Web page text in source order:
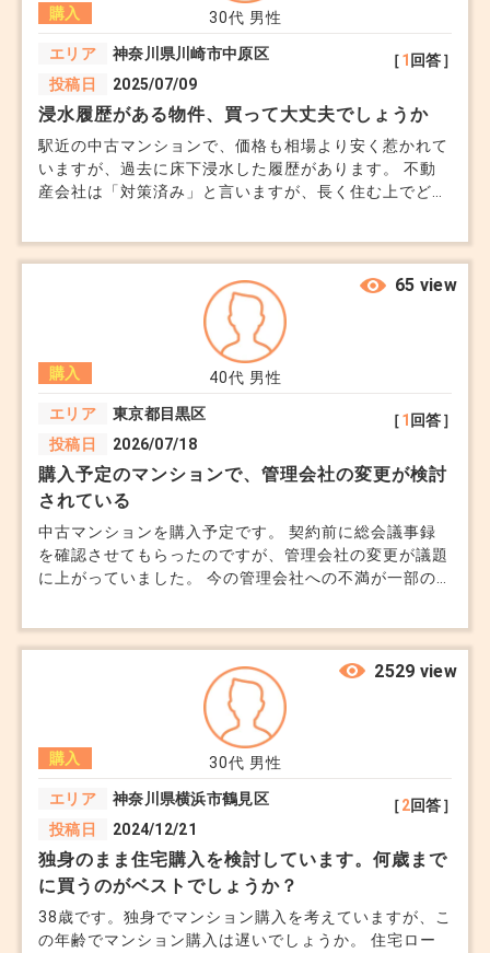
決められなくなりました。 資産として考えると1階の専
用庭付きと上層階はどちらが売れやすいでしょうか。
30代 男性
購入
エリア
神奈川県川崎市中原区
投稿日
2025/07/09
［1 回答］
浸水履歴がある物件、買って大丈夫でしょうか
駅近の中古マンションで、価格も相場より安く惹かれて
いますが、過去に床下浸水した履歴があります。 不動
産会社は「対策済み」と言いますが、長く住む上でどの
40代 男性
購入
エリア
東京都目黒区
投稿日
2026/07/18
［1 回答］
65 view
購入予定のマンションで、管理会社の変更が検討
されている
中古マンションを購入予定です。 契約前に総会議事録
を確認させてもらったのですが、管理会社の変更が議題
に上がっていました。 今の管理会社への不満が一部の
の意見もかなり分かれている印象でした。 不動産会社
からは、正式に変更が決まったわけではないので、現時
点で大きな問題ではないと言われています。 ただ管理
会社が変わることで管理費が上がったり、管理が厳しく
なったりしないか気になっています。 室内や立地はと
ても気に入ったのですが... 管理会社が変わるとまたマン
ション自体の印象がガラッと変わってしまうものでしょ
うか。 業者によってどの程度変わるものなのか見当が
つきません。
30代 男性
購入
エリア
神奈川県横浜市鶴見区
投稿日
2024/12/21
［2回答］
2529 view
独身のまま住宅購入を検討しています。何歳まで
に買うのがベストでしょうか？
38歳です。独身でマンション購入を考えていますが、こ
の年齢でマンション購入は遅いでしょうか。 住宅ロー